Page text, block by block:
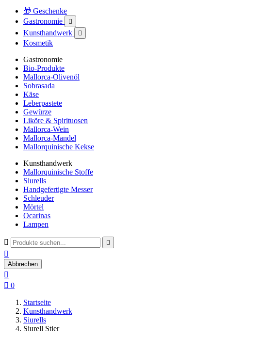
🎁 Geschenke
Gastronomie

Kunsthandwerk 
Kosmetik
Gastronomie
Bio-Produkte
Mallorca-Olivenöl
Sobrasada
Käse
Leberpastete
Gewürze
Liköre & Spirituosen
Mallorca-Wein
Mallorca-Mandel
Mallorquinische Kekse
Kunsthandwerk
Mallorquinische Stoffe
Siurells
Handgefertigte Messer
Schleuder
Mörtel
Ocarinas
Lampen
 

Abbrechen

 0
Startseite
Kunsthandwerk
Siurells
Siurell Stier